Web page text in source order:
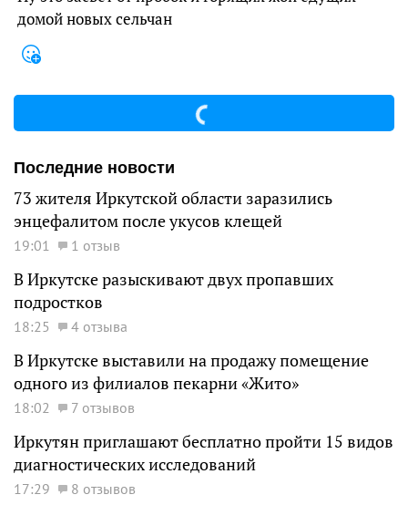
домой новых сельчан
Последние новости
73 жителя Иркутской области заразились
энцефалитом после укусов клещей
19:01 1 отзыв
В Иркутске разыскивают двух пропавших
подростков
18:25 4 отзыва
В Иркутске выставили на продажу помещение
одного из филиалов пекарни «Жито»
18:02 7 отзывов
Иркутян приглашают бесплатно пройти 15 видов
диагностических исследований
17:29
8 отзывов